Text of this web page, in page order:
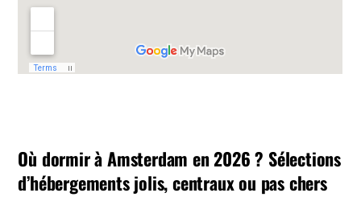
Où dormir à Amsterdam en 2026 ? Sélections
d’hébergements jolis, centraux ou pas chers